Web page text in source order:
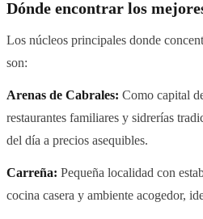
Dónde encontrar los
Los núcleos principales donde
son:
Arenas de Cabrales: Como capital
restaurantes familiares y sidrerías
del día a precios asequibles.
Carreña: Pequeña localidad con
cocina casera y ambiente acogedor,